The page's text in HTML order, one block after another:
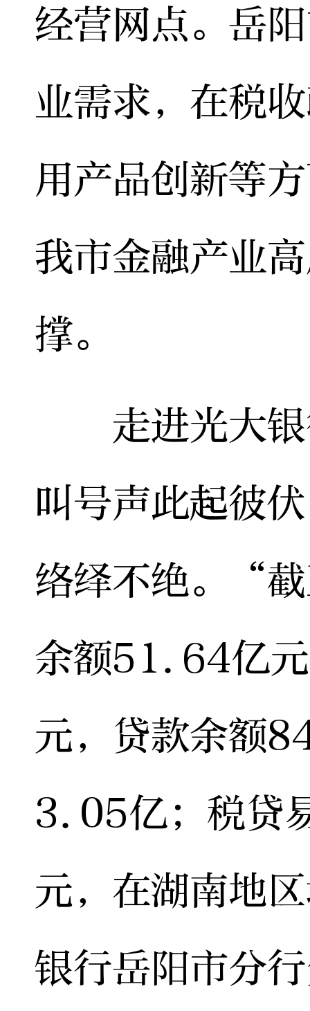
经营网点。岳
业需求，在税
用产品创新等
我市金融产业
撑。
走进光大银
叫号声此起彼
络绎不绝。“
余额51.64亿
元，贷款余额
3.05亿；税贷
元，在湖南地
银行岳阳市分